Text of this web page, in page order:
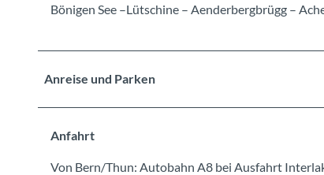
Bönigen See –Lütschine – Aenderbergbrügg –
Anreise und Parken
Anfahrt
Von Bern/Thun: Autobahn A8 bei Ausfahrt